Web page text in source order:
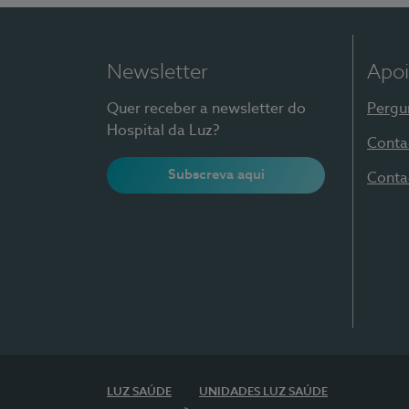
Newsletter
Quer receber a newsletter do
Hospital da Luz?
Subscreva aqui
LUZ SAÚDE UNIDADES LUZ SAÚDE